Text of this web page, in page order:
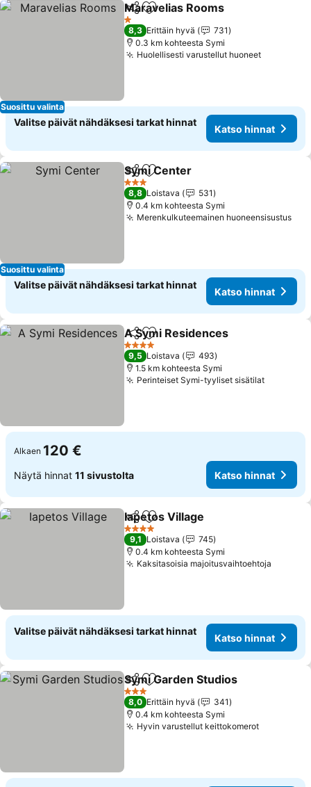
Suosittu valinta
Jaa Lisää suosikkeihin
Maravelias Rooms
1 Tähtiluokitus
8,3 Erittäin hyvä
731
0.3 km kohteesta Symi
Huolellisesti varustellut huoneet
Valitse päivät nähdäksesi tarkat hinnat
Katso hinnat
Suosittu valinta
Jaa Lisää suosikkeihin
Symi Center
3 Tähtiluokitus
8,8 Loistava
531
0.4 km kohteesta Symi
Merenkulkuteemainen huoneensisustus
Valitse päivät nähdäksesi tarkat hinnat
Katso hinnat
Jaa Lisää suosikkeihin
A Symi Residences
4 Tähtiluokitus
9,5 Loistava
493
1.5 km kohteesta Symi
Perinteiset Symi-tyyliset sisätilat
Alkaen 120 €
Näytä hinnat 11 sivustolta Katso hinnat
Jaa Lisää suosikkeihin
Iapetos Village
4 Tähtiluokitus
9,1 Loistava
745
0.4 km kohteesta Symi
Kaksitasoisia majoitusvaihtoehtoja
Valitse päivät nähdäksesi tarkat hinnat
Katso hinnat
Jaa Lisää suosikkeihin
Symi Garden Studios
3 Tähtiluokitus
8,0 Erittäin hyvä
341
0.4 km kohteesta Symi
Hyvin varustellut keittokomerot